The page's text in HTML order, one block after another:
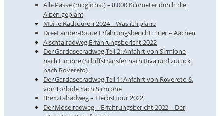
Alle Pässe (möglichst) – 8.000 Kilometer durch die
Alpen geplant
Meine Radtouren 2024 – Was ich plane
Drei-Länder-Route Erfahrungsbericht: Trier – Aachen
Aischtalradweg Erfahrungsbericht 2022
Der Gardaseeradweg Teil 2: Anfahrt von Sirmione
nach Limone (Schiffstransfer nach Riva und zurück
nach Rovereto)
Der Gardaseeradweg Teil 1: Anfahrt von Rovereto &
von Torbole nach Sirmione
Brenztalradweg – Herbsttour 2022
Der Moselradweg – Erfahrungsbericht 2022 – Der